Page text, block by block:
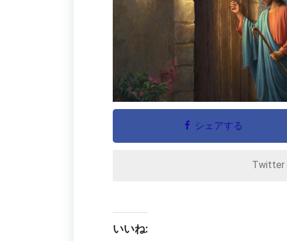
シェアする
Twitter
いいね: